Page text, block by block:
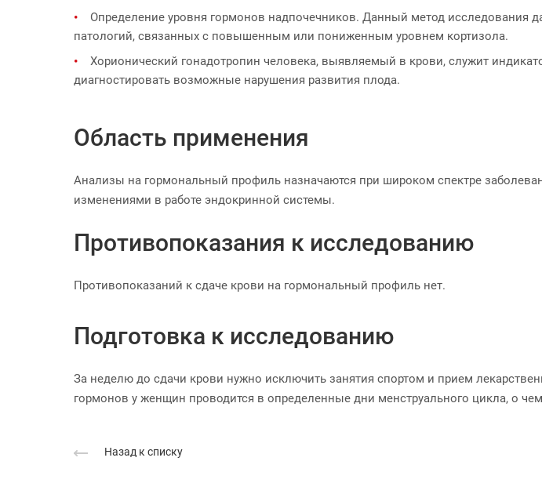
Определение уровня гормонов надпочечников. Данный метод исследования
патологий, связанных с повышенным или пониженным уровнем кортизола.
Хорионический гонадотропин человека, выявляемый в крови, служит
диагностировать возможные нарушения развития плода.
Область применения
Анализы на гормональный профиль назначаются при широком спектре
изменениями в работе эндокринной системы.
Противопоказания к исследованию
Противопоказаний к сдаче крови на гормональный профиль нет.
Подготовка к исследованию
За неделю до сдачи крови нужно исключить занятия спортом и прием
гормонов у женщин проводится в определенные дни менструального цикла, о
Назад к списку